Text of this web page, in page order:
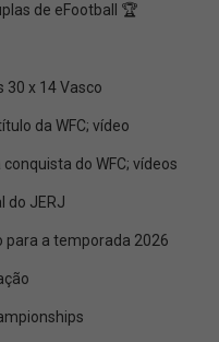
de eFootball 🏆
30 x 14 Vasco
da WFC; vídeo
do WFC; vídeos
do JERJ
para a temporada 2026